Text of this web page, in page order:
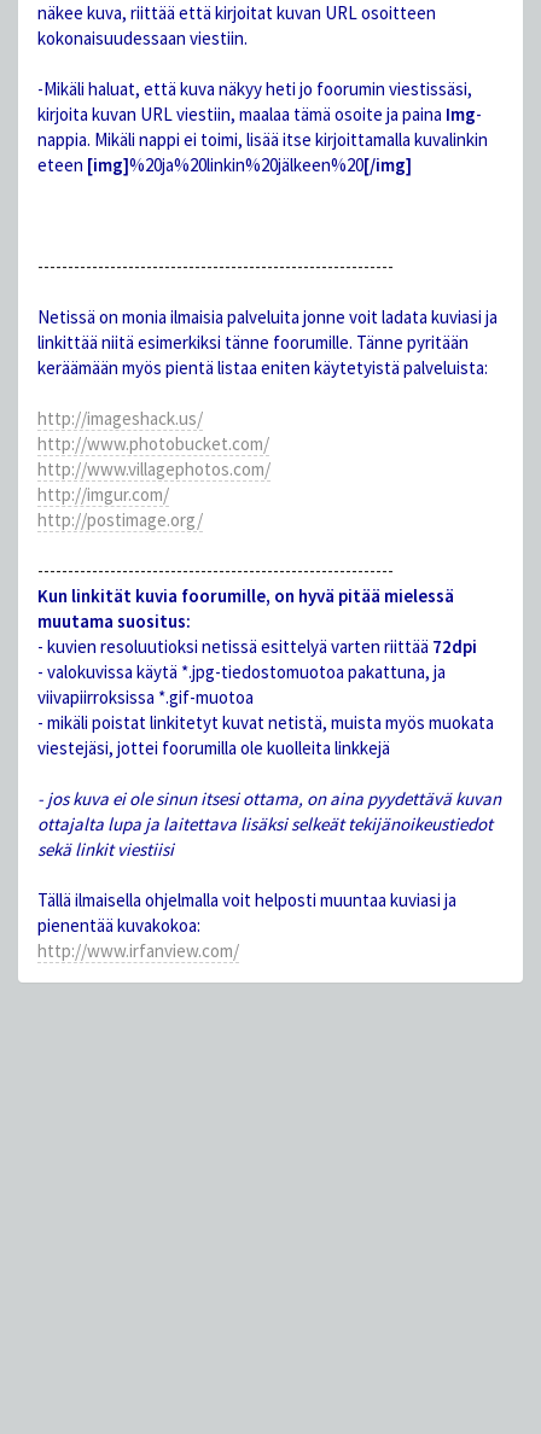
näkee kuva, riittää että kirjoitat kuvan URL osoitteen
kokonaisuudessaan viestiin.
-Mikäli haluat, että kuva näkyy heti jo foorumin viestissäsi,
kirjoita kuvan URL viestiin, maalaa tämä osoite ja paina Img-
nappia. Mikäli nappi ei toimi, lisää itse kirjoittamalla kuvalinkin
eteen [img]%20ja%20linkin%20jälkeen%20[/img]
-----------------------------------------------------------
Netissä on monia ilmaisia palveluita jonne voit ladata kuviasi ja
linkittää niitä esimerkiksi tänne foorumille. Tänne pyritään
keräämään myös pientä listaa eniten käytetyistä palveluista:
http://imageshack.us/
http://www.photobucket.com/
http://www.villagephotos.com/
http://imgur.com/
http://postimage.org/
-----------------------------------------------------------
Kun linkität kuvia foorumille, on hyvä pitää mielessä
muutama suositus:
- kuvien resoluutioksi netissä esittelyä varten riittää 72dpi
- valokuvissa käytä *.jpg-tiedostomuotoa pakattuna, ja
viivapiirroksissa *.gif-muotoa
- mikäli poistat linkitetyt kuvat netistä, muista myös muokata
viestejäsi, jottei foorumilla ole kuolleita linkkejä
- jos kuva ei ole sinun itsesi ottama, on aina pyydettävä kuvan
ottajalta lupa ja laitettava lisäksi selkeät tekijänoikeustiedot
sekä linkit viestiisi
Tällä ilmaisella ohjelmalla voit helposti muuntaa kuviasi ja
pienentää kuvakokoa:
http://www.irfanview.com/